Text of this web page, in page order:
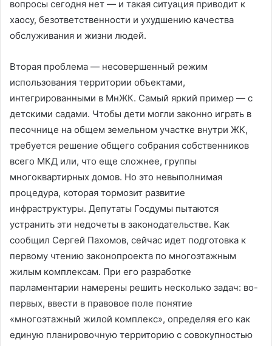
вопросы сегодня нет — и такая ситуация приводит к
хаосу, безответственности и ухудшению качества
обслуживания и жизни людей.
Вторая проблема — несовершенный режим
использования территории объектами,
интегрированными в МнЖК. Самый яркий пример — с
детскими садами. Чтобы дети могли законно играть в
песочнице на общем земельном участке внутри ЖК,
требуется решение общего собрания собственников
всего МКД или, что еще сложнее, группы
многоквартирных домов. Но это невыполнимая
процедура, которая тормозит развитие
инфраструктуры. Депутаты Госдумы пытаются
устранить эти недочеты в законодательстве. Как
сообщил Сергей Пахомов, сейчас идет подготовка к
первому чтению законопроекта по многоэтажным
жилым комплексам. При его разработке
парламентарии намерены решить несколько задач: во-
первых, ввести в правовое поле понятие
«многоэтажный жилой комплекс», определяя его как
единую планировочную территорию с совокупностью